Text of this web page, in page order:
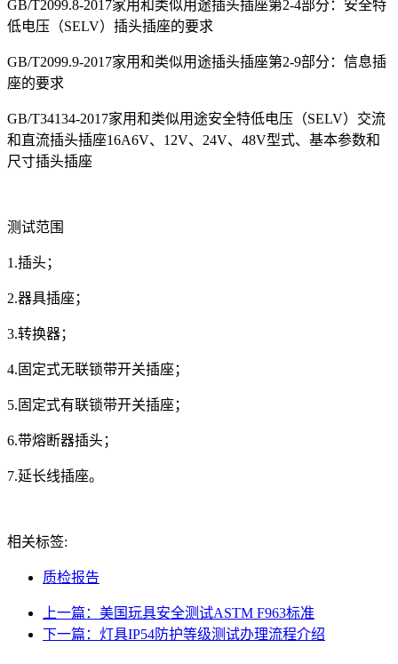
GB/T2099.8-2017家用和类似用途插头插座第2-4部分：安全特
低电压（SELV）插头插座的要求
GB/T2099.9-2017家用和类似用途插头插座第2-9部分：信息插
座的要求
GB/T34134-2017家用和类似用途安全特低电压（SELV）交流
和直流插头插座16A6V、12V、24V、48V型式、基本参数和
尺寸插头插座
测试范围
1.插头；
2.器具插座；
3.转换器；
4.固定式无联锁带开关插座；
5.固定式有联锁带开关插座；
6.带熔断器插头；
7.延长线插座。
相关标签:
质检报告
上一篇：美国玩具安全测试ASTM F963标准
下一篇：灯具IP54防护等级测试办理流程介绍